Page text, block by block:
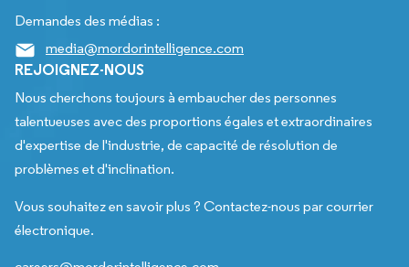
Demandes des médias :
media@mordorintelligence.com
REJOIGNEZ-NOUS
Nous cherchons toujours à embaucher des personnes
talentueuses avec des proportions égales et extraordinaires
d'expertise de l'industrie, de capacité de résolution de
problèmes et d'inclination.
Vous souhaitez en savoir plus ? Contactez-nous par courrier
électronique.